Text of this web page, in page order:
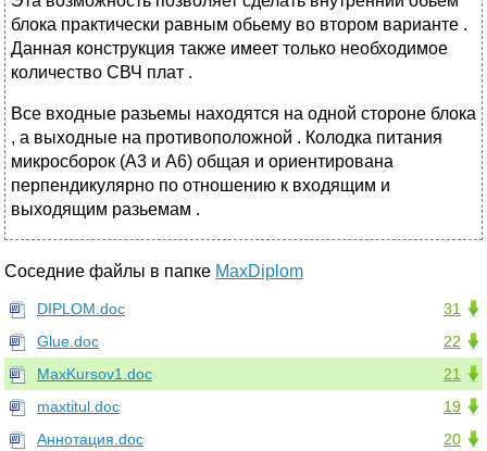
блока практически равным обьему во втором варианте .
Данная конструкция также имеет только необходимое
количество СВЧ плат .
Все входные разьемы находятся на одной стороне блока
, а выходные на противоположной . Колодка питания
микросборок (А3 и А6) общая и ориентирована
перпендикулярно по отношению к входящим и
выходящим разьемам .
Соседние файлы в папке MaxDiplom
31
DIPLOM.doc
22
Glue.doc
21
MaxKursov1.doc
19
maxtitul.doc
20
Аннотация.doc